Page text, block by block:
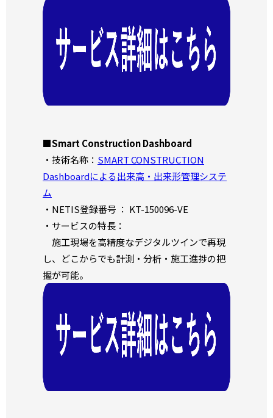
■Smart Construction Dashboard
・技術名称： SMART CONSTRUCTION
Dashboardによる出来高・出来形管理システ
ム
・NETIS登録番号 ： KT-150096-VE
・サービスの特長：
施工現場を高精度なデジタルツインで再現
し、どこからでも計測・分析・施工進捗の把
握が可能。